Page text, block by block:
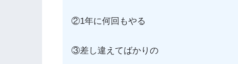
②1年に何回もやる
③差し違えてばかりの